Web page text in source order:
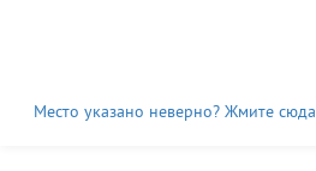
Место указано неверно? Жмите сюда